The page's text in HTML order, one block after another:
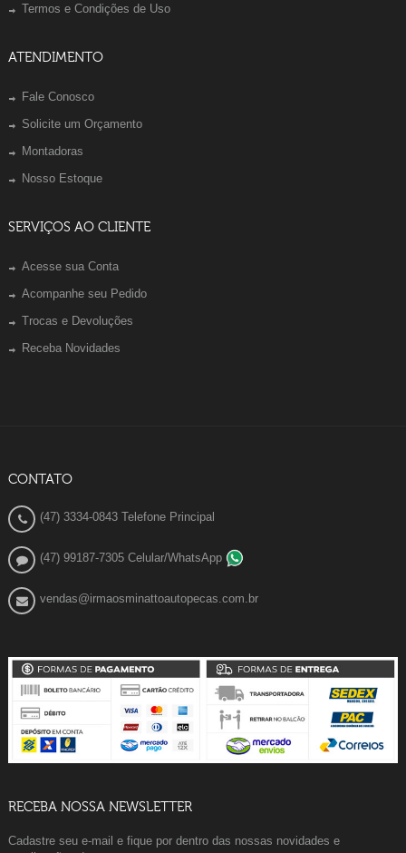
Termos e Condições de Uso
ATENDIMENTO
Fale Conosco
Solicite um Orçamento
Montadoras
Nosso Estoque
SERVIÇOS AO CLIENTE
Acesse sua Conta
Acompanhe seu Pedido
Trocas e Devoluções
Receba Novidades
CONTATO
(47) 3334-0843 Telefone Principal
(47) 99187-7305 Celular/WhatsApp
vendas@irmaosminattoautopecas.com.br
RECEBA NOSSA NEWSLETTER
Cadastre seu e-mail e fique por dentro das nossas novidades e